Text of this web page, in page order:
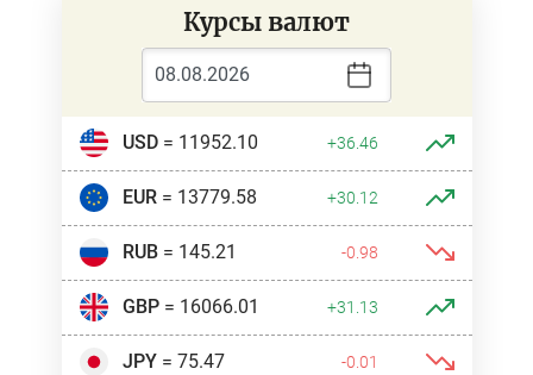
Курсы валют
USD= 11952.10 +36.46
EUR= 13779.58 +30.12
RUB= 145.21 -0.98
GBP= 16066.01 +31.13
JPY= 75.47 -0.01